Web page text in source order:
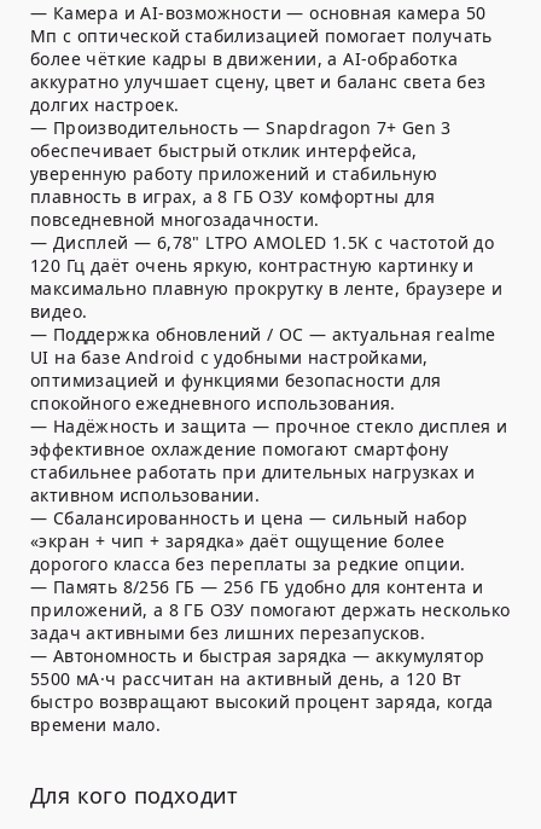
— Камера и AI-возможности — основная камера 50
Мп с оптической стабилизацией помогает получать
более чёткие кадры в движении, а AI-обработка
аккуратно улучшает сцену, цвет и баланс света без
долгих настроек.
— Производительность — Snapdragon 7+ Gen 3
обеспечивает быстрый отклик интерфейса,
уверенную работу приложений и стабильную
плавность в играх, а 8 ГБ ОЗУ комфортны для
повседневной многозадачности.
— Дисплей — 6,78" LTPO AMOLED 1.5K с частотой до
120 Гц даёт очень яркую, контрастную картинку и
максимально плавную прокрутку в ленте, браузере и
видео.
— Поддержка обновлений / ОС — актуальная realme
UI на базе Android с удобными настройками,
оптимизацией и функциями безопасности для
спокойного ежедневного использования.
— Надёжность и защита — прочное стекло дисплея и
эффективное охлаждение помогают смартфону
стабильнее работать при длительных нагрузках и
активном использовании.
— Сбалансированность и цена — сильный набор
«экран + чип + зарядка» даёт ощущение более
дорогого класса без переплаты за редкие опции.
— Память 8/256 ГБ — 256 ГБ удобно для контента и
приложений, а 8 ГБ ОЗУ помогают держать несколько
задач активными без лишних перезапусков.
— Автономность и быстрая зарядка — аккумулятор
5500 мА·ч рассчитан на активный день, а 120 Вт
быстро возвращают высокий процент заряда, когда
времени мало.
Для кого подходит